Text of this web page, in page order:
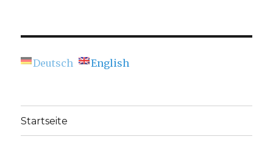
Deutsch English
Startseite